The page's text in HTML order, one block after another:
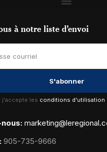
à notre liste d’envoi
j'accepte les conditions d'utilisation
905-735-9666